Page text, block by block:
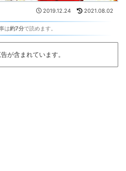
2019.12.24 2021.08.02
は約7分で読めます。
が含まれています。